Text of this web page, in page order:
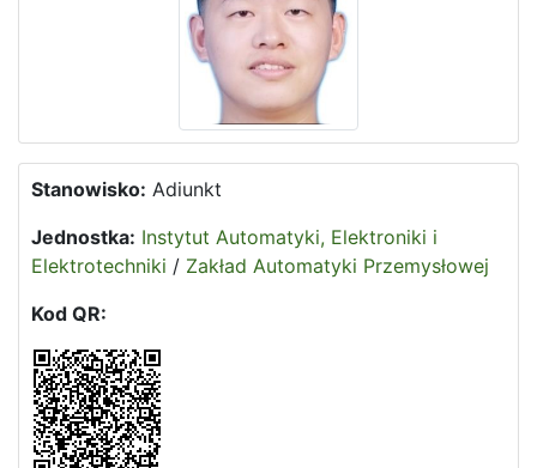
Stanowisko: Adiunkt
Jednostka: Instytut Automatyki, Elektroniki i
Elektrotechniki / Zakład Automatyki Przemysłowej
Kod QR: